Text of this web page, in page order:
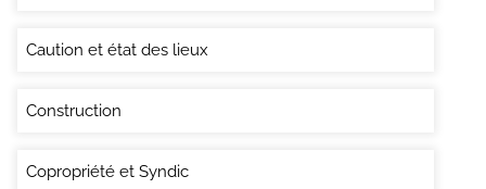
Caution et état des lieux
Construction
Copropriété et Syndic